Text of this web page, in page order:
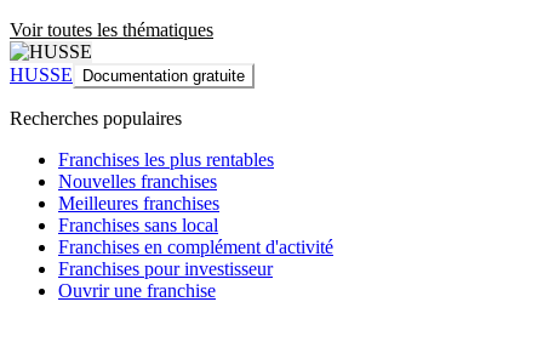
Voir toutes les thématiques
HUSSE Documentation gratuite
Recherches populaires
Franchises les plus rentables
Nouvelles franchises
Meilleures franchises
Franchises sans local
Franchises en complément d'activité
Franchises pour investisseur
Ouvrir une franchise